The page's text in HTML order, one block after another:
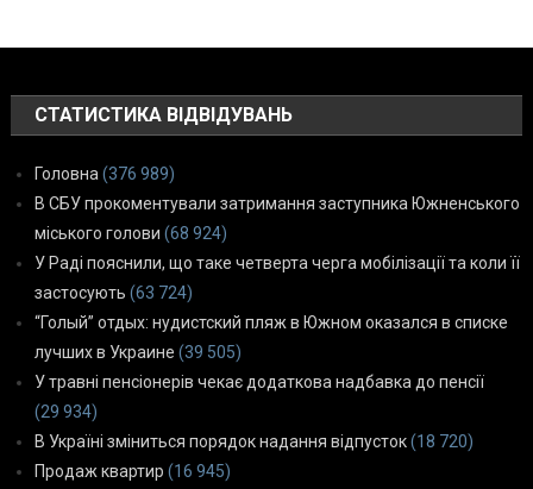
СТАТИСТИКА ВІДВІДУВАНЬ
Головна (376 989)
В СБУ прокоментували затримання заступника Южненського
міського голови (68 924)
У Раді пояснили, що таке четверта черга мобілізації та коли її
застосують (63 724)
“Голый” отдых: нудистский пляж в Южном оказался в списке
лучших в Украине (39 505)
У травні пенсіонерів чекає додаткова надбавка до пенсії
(29 934)
В Україні зміниться порядок надання відпусток(18 720)
Продаж квартир (16 945)